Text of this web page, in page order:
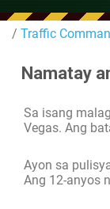
/ Traffic
Namatay
Sa isang
Vegas. Ang
Ayon sa
Ang 12-anyos